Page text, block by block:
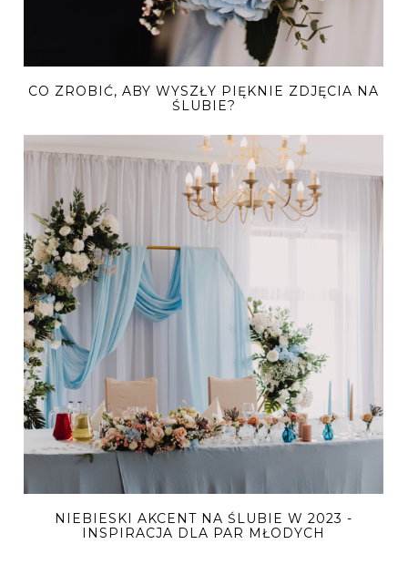
CO ZROBIĆ, ABY WYSZŁY PIĘKNIE ZDJĘCIA NA
ŚLUBIE?
NIEBIESKI AKCENT NA ŚLUBIE W 2023 -
INSPIRACJA DLA PAR MŁODYCH